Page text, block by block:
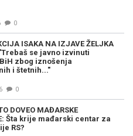
0
ISAKA NA IZJAVE ŽELJKA
se javno izvinuti
zbog iznošenja
i štetnih..."
0
DOVEO MAĐARSKE
Šta krije mađarski centar za
RS?